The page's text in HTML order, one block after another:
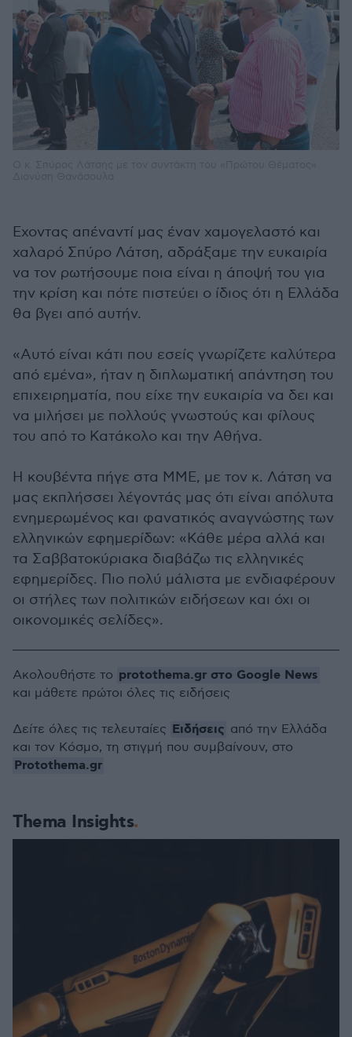
Εχοντας απέναντί μας έναν χαμογελαστό και
χαλαρό Σπύρο Λάτση, αδράξαμε την ευκαιρία
να τον ρωτήσουμε ποια είναι η άποψή του για
την κρίση και πότε πιστεύει ο ίδιος ότι η Ελλάδα
θα βγει από αυτήν.
«Αυτό είναι κάτι που εσείς γνωρίζετε καλύτερα
από εμένα», ήταν η διπλωματική απάντηση του
επιχειρηματία, που είχε την ευκαιρία να δει και
να μιλήσει με πολλούς γνωστούς και φίλους
του από το Κατάκολο και την Αθήνα.
Η κουβέντα πήγε στα ΜΜΕ, με τον κ. Λάτση να
μας εκπλήσσει λέγοντάς μας ότι είναι απόλυτα
ενημερωμένος και φανατικός αναγνώστης των
ελληνικών εφημερίδων: «Κάθε μέρα αλλά και
τα Σαββατοκύριακα διαβάζω τις ελληνικές
εφημερίδες. Πιο πολύ μάλιστα με ενδιαφέρουν
οι στήλες των πολιτικών ειδήσεων και όχι οι
οικονομικές σελίδες».
Thema Insights
Ακολουθήστε το protothema.gr στο Google News
και μάθετε πρώτοι όλες τις ειδήσεις
Δείτε όλες τις τελευταίες Ειδήσεις από την Ελλάδα
και τον Κόσμο, τη στιγμή που συμβαίνουν, στο
Protothema.gr